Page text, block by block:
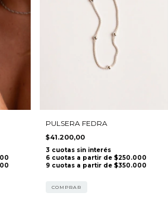
PULSERA FEDRA
$41.200,00
COMPRAR